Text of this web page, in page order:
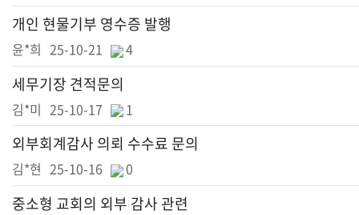
개인 현물기부 영수증 발행
윤*희 25-10-21 4
세무기장 견적문의
김*미 25-10-17 1
외부회계감사 의뢰 수수료 문의
김*현 25-10-16 0
중소형 교회의 외부 감사 관련